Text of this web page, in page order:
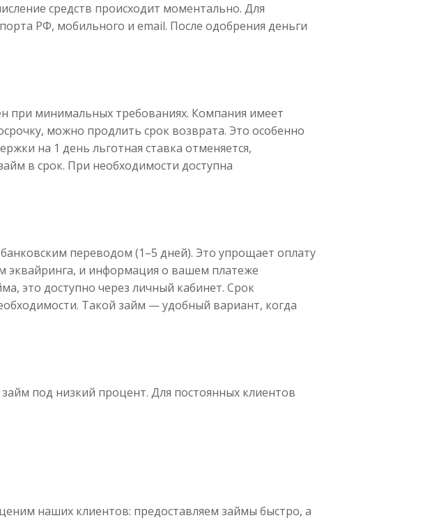
средств происходит моментально. Для
РФ, мобильного и email. После одобрения деньги
при минимальных требованиях. Компания имеет
можно продлить срок возврата. Это особенно
на 1 день льготная ставка отменяется,
в срок. При необходимости доступна
переводом (1–5 дней). Это упрощает оплату
эквайринга, и информация о вашем платеже
это доступно через личный кабинет. Срок
Такой займ — удобный вариант, когда
под низкий процент. Для постоянных клиентов
наших клиентов: предоставляем займы быстро, а